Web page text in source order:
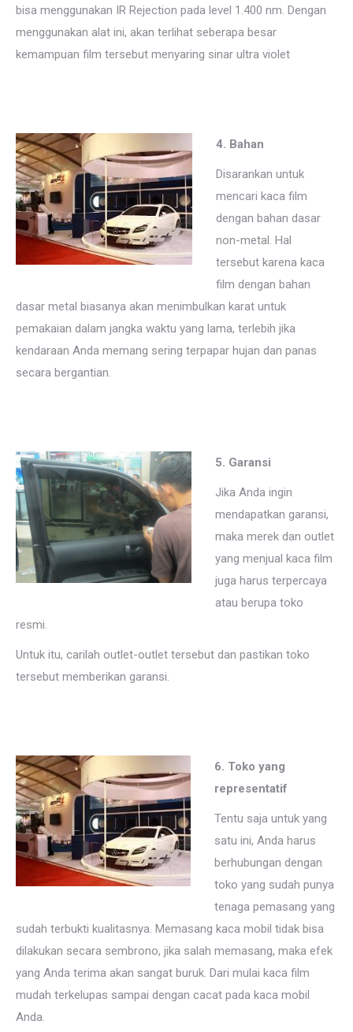
bisa menggunakan IR Rejection pada level 1.400 nm. Dengan
menggunakan alat ini, akan terlihat seberapa besar
kemampuan film tersebut menyaring sinar ultra violet
4. Bahan
Disarankan untuk
mencari kaca film
dengan bahan dasar
non-metal. Hal
tersebut karena kaca
film dengan bahan
dasar metal biasanya akan menimbulkan karat untuk
pemakaian dalam jangka waktu yang lama, terlebih jika
kendaraan Anda memang sering terpapar hujan dan panas
secara bergantian.
5. Garansi
Jika Anda ingin
mendapatkan garansi,
maka merek dan outlet
yang menjual kaca film
juga harus terpercaya
atau berupa toko
resmi.
Untuk itu, carilah outlet-outlet tersebut dan pastikan toko
tersebut memberikan garansi.
6. Toko yang
representatif
Tentu saja untuk yang
satu ini, Anda harus
berhubungan dengan
toko yang sudah punya
tenaga pemasang yang
sudah terbukti kualitasnya. Memasang kaca mobil tidak bisa
dilakukan secara sembrono, jika salah memasang, maka efek
yang Anda terima akan sangat buruk. Dari mulai kaca film
mudah terkelupas sampai dengan cacat pada kaca mobil
Anda.